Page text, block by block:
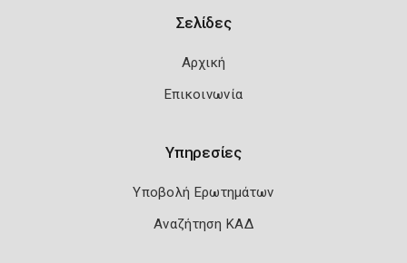
Σελίδες
Αρχική
Επικοινωνία
Υπηρεσίες
Υποβολή Ερωτημάτων
Αναζήτηση ΚΑΔ